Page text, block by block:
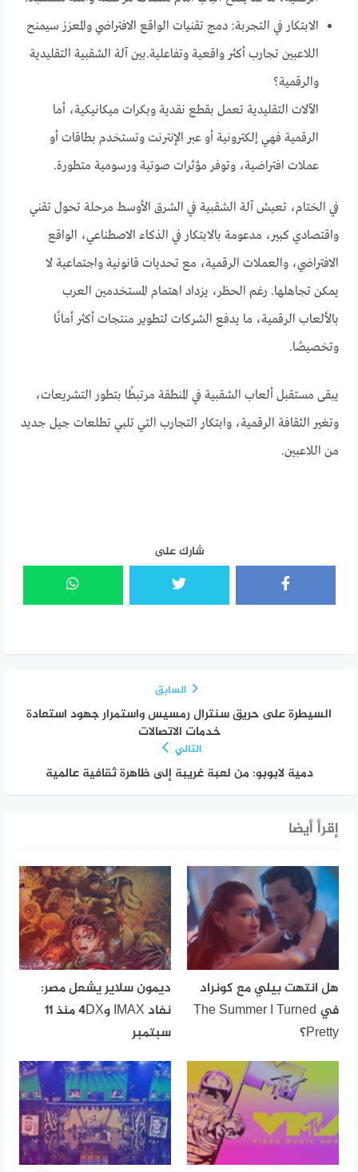
الابتكار في التجربة: دمج تقنيات الواقع الافتراضي والمعزز سيمنح
اللاعبين تجارب أكثر واقعية وتفاعلية.بين آلة الشقبية التقليدية
والرقمية؟
الآلات التقليدية تعمل بقطع نقدية وبكرات ميكانيكية، أما
الرقمية فهي إلكترونية أو عبر الإنترنت وتستخدم بطاقات أو
عملات افتراضية، وتوفر مؤثرات صوتية ورسومية متطورة.
في الختام، تعيش آلة الشقبية في الشرق الأوسط مرحلة تحول تقني
واقتصادي كبير، مدعومة بالابتكار في الذكاء الاصطناعي، الواقع
الافتراضي، والعملات الرقمية، مع تحديات قانونية واجتماعية لا
يمكن تجاهلها. رغم الحظر، يزداد اهتمام المستخدمين العرب
بالألعاب الرقمية، ما يدفع الشركات لتطوير منتجات أكثر أمانًا
وتخصيصًا.
يبقى مستقبل ألعاب الشقبية في المنطقة مرتبطًا بتطور التشريعات،
وتغير الثقافة الرقمية، وابتكار التجارب التي تلبي تطلعات جيل جديد
من اللاعبين.
شارك على
السابق
السيطرة على حريق سنترال رمسيس واستمرار جهود استعادة
خدمات الاتصالات
التالي
دمية لابوبو: من لعبة غريبة إلى ظاهرة ثقافية عالمية
إقرأ أيضا
هل انتهت بيلي مع كونراد
في The Summer I Turned
Pretty؟
ديمون سلاير يشعل مصر:
نفاد IMAX و4DX منذ 11
سبتمبر